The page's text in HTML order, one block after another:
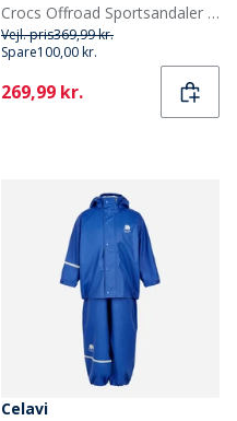
Crocs Offroad Sportsandaler Espresso/Valnød
Vejl. pris369,99 kr.
Spare100,00 kr.
Current
269,99 kr.
Celavi